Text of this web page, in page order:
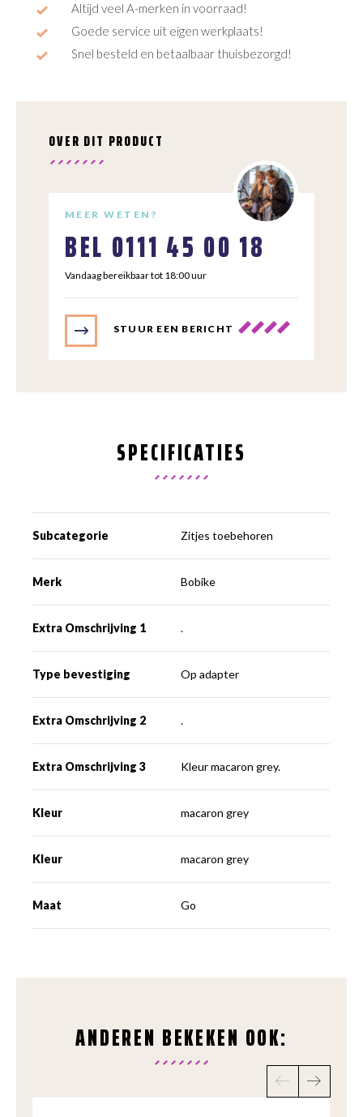
Altijd veel A-merken in voorraad!
Goede service uit eigen werkplaats!
Snel besteld en betaalbaar thuisbezorgd!
OVER DIT PRODUCT
MEER WETEN?
BEL 0111 45 00 18
Vandaag bereikbaar tot 18:00 uur
STUUR EEN BERICHT
SPECIFICATIES
Subcategorie Zitjes toebehoren
Merk Bobike
Extra Omschrijving 1 .
Type bevestiging Op adapter
Extra Omschrijving 2 .
Extra Omschrijving 3 Kleur macaron grey.
Kleur macaron grey
Kleur macaron grey
Maat Go
ANDEREN BEKEKEN OOK: